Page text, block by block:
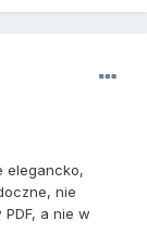
elegancko,
nie
a nie w